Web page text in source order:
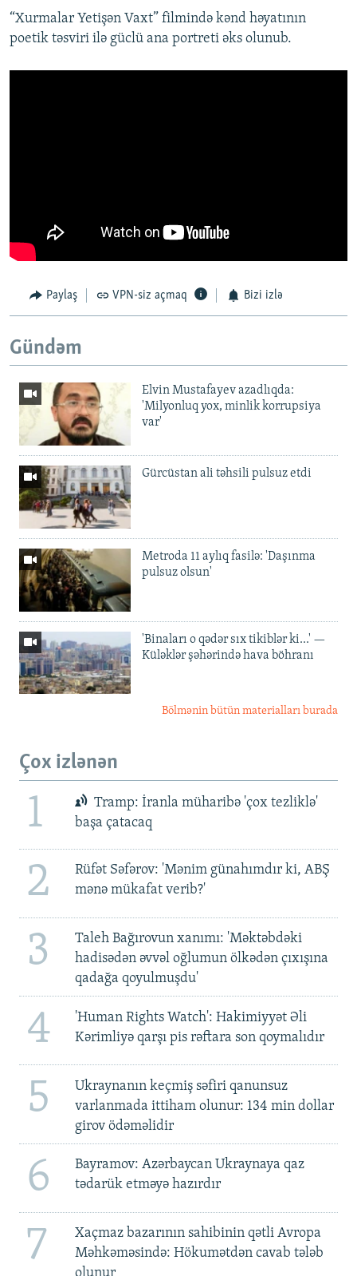
“Xurmalar Yetişən Vaxt” filmində kənd həyatının
poetik təsviri ilə güclü ana portreti əks olunub.
Paylaş VPN-siz açmaq Bizi izlə
Gündəm
Elvin Mustafayev azadlıqda:
'Milyonluq yox, minlik korrupsiya
var'
Gürcüstan ali təhsili pulsuz etdi
Metroda 11 aylıq fasilə: 'Daşınma
pulsuz olsun'
'Binaları o qədər sıx tikiblər ki...' —
Küləklər şəhərində hava böhranı
Bölmənin bütün materialları burada
Çox izlənən
1
Tramp: İranla müharibə 'çox tezliklə'
başa çatacaq
2
Rüfət Səfərov: 'Mənim günahımdır ki, ABŞ
mənə mükafat verib?'
3
Taleh Bağırovun xanımı: 'Məktəbdəki
hadisədən əvvəl oğlumun ölkədən çıxışına
qadağa qoyulmuşdu'
4
'Human Rights Watch': Hakimiyyət Əli
Kərimliyə qarşı pis rəftara son qoymalıdır
5
Ukraynanın keçmiş səfiri qanunsuz
varlanmada ittiham olunur: 134 min dollar
girov ödəməlidir
6
Bayramov: Azərbaycan Ukraynaya qaz
tədarük etməyə hazırdır
7
Xaçmaz bazarının sahibinin qətli Avropa
Məhkəməsində: Hökumətdən cavab tələb